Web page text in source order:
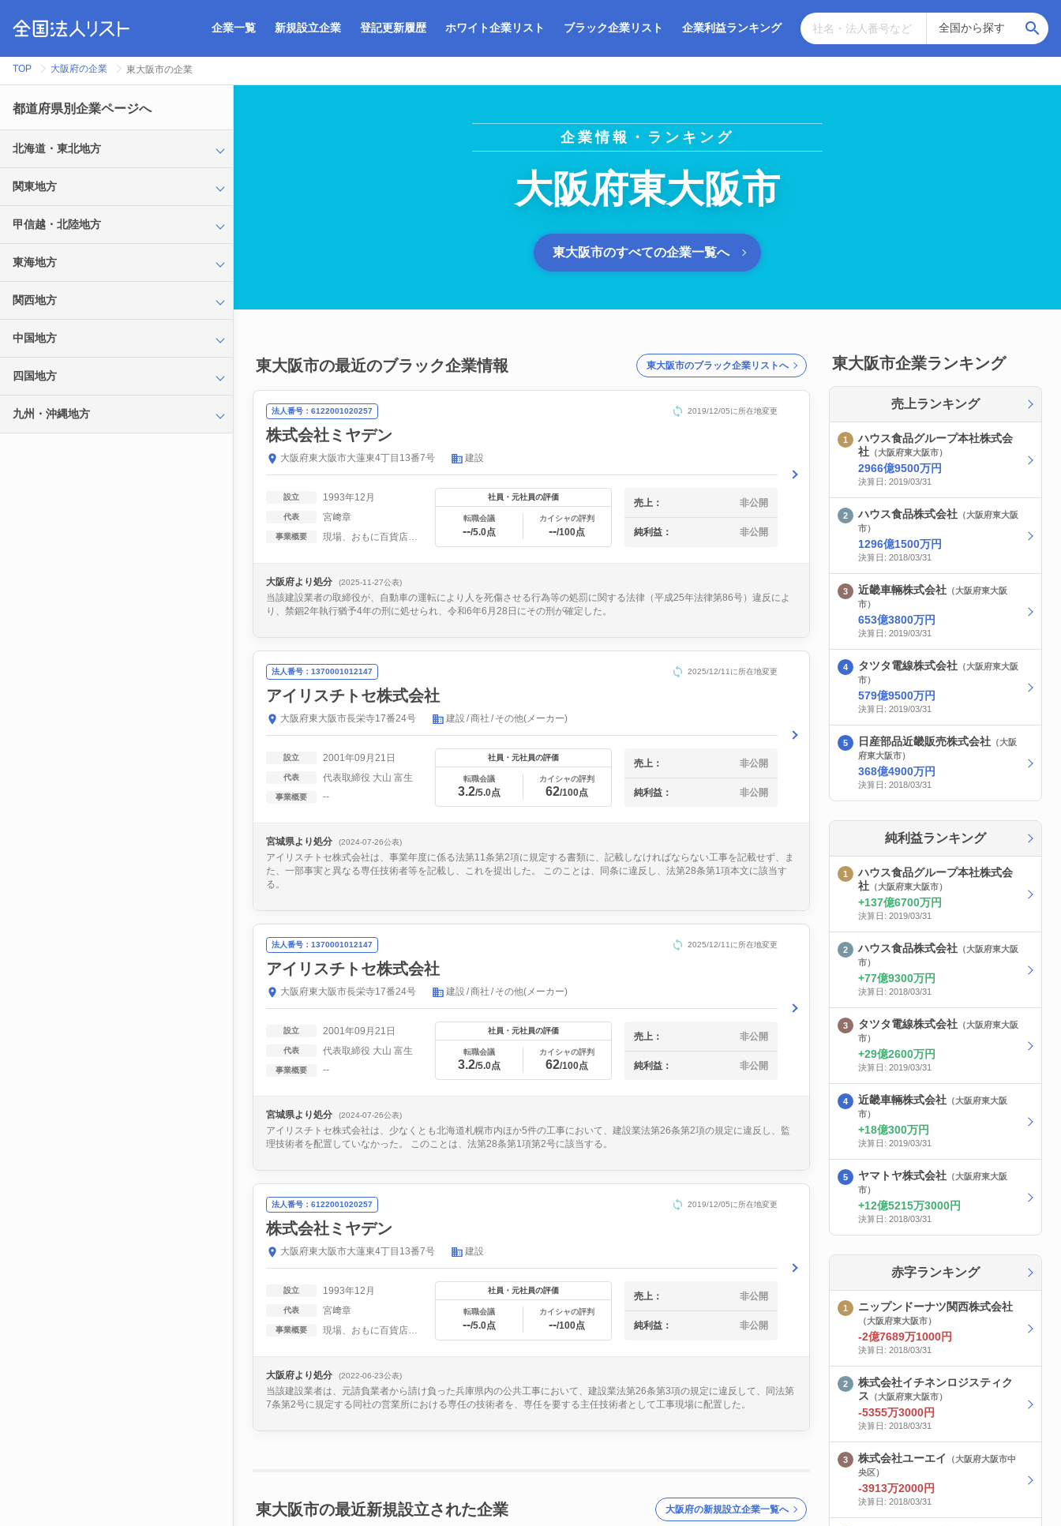
企業一覧 新規設立企業 登記更新履歴 ホワイト企業リスト ブラック企業リスト 企業利益ランキング
TOP 大阪府の企業 東大阪市の企業
都道府県別企業ページへ
北海道・東北地方
関東地方
甲信越・北陸地方
東海地方
関西地方
中国地方
四国地方
九州・沖縄地方
企業情報・ランキング
大阪府東大阪市
東大阪市のすべての企業一覧へ
東大阪市の最近のブラック企業情報 東大阪市のブラック企業リストへ
法人番号：6122001020257 2019/12/05に所在地変更
株式会社ミヤデン
大阪府東大阪市大蓮東4丁目13番7号 建設
設立 1993年12月
代表 宮﨑章
事業概要 現場、おもに百貨店内店舗の内装電気工事
社員・元社員の評価
転職会議
--/5.0点
カイシャの評判
--/100点
売上： 非公開
純利益： 非公開
大阪府より処分 (2025-11-27公表)
当該建設業者の取締役が、自動車の運転により人を死傷させる行為等の処罰に関する法律（平成25年法律第86号）違反によ
り、禁錮2年執行猶予4年の刑に処せられ、令和6年6月28日にその刑が確定した。
法人番号：1370001012147 2025/12/11に所在地変更
アイリスチトセ株式会社
大阪府東大阪市長栄寺17番24号 建設 商社 その他(メーカー)
設立 2001年09月21日
代表 代表取締役 大山 富生
事業概要 --
社員・元社員の評価
転職会議
3.2/5.0点
カイシャの評判
62/100点
売上： 非公開
純利益： 非公開
宮城県より処分 (2024-07-26公表)
アイリスチトセ株式会社は、事業年度に係る法第11条第2項に規定する書類に、記載しなければならない工事を記載せず、ま
た、一部事実と異なる専任技術者等を記載し、これを提出した。 このことは、同条に違反し、法第28条第1項本文に該当す
る。
法人番号：1370001012147 2025/12/11に所在地変更
アイリスチトセ株式会社
大阪府東大阪市長栄寺17番24号 建設 商社 その他(メーカー)
設立 2001年09月21日
代表 代表取締役 大山 富生
事業概要 --
社員・元社員の評価
転職会議
3.2/5.0点
カイシャの評判
62/100点
売上： 非公開
純利益： 非公開
宮城県より処分 (2024-07-26公表)
アイリスチトセ株式会社は、少なくとも北海道札幌市内ほか5件の工事において、建設業法第26条第2項の規定に違反し、監
理技術者を配置していなかった。 このことは、法第28条第1項第2号に該当する。
法人番号：6122001020257 2019/12/05に所在地変更
株式会社ミヤデン
大阪府東大阪市大蓮東4丁目13番7号 建設
設立 1993年12月
代表 宮﨑章
事業概要 現場、おもに百貨店内店舗の内装電気工事
社員・元社員の評価
転職会議
--/5.0点
カイシャの評判
--/100点
売上： 非公開
純利益： 非公開
大阪府より処分 (2022-06-23公表)
当該建設業者は、元請負業者から請け負った兵庫県内の公共工事において、建設業法第26条第3項の規定に違反して、同法第
7条第2号に規定する同社の営業所における専任の技術者を、専任を要する主任技術者として工事現場に配置した。
東大阪市の最近新規設立された企業 大阪府の新規設立企業一覧へ
東大阪市企業ランキング
売上ランキング
ハウス食品グループ本社株式会
社 （大阪府東大阪市）
2966億9500万円
決算日: 2019/03/31
ハウス食品株式会社 （大阪府東大阪
市）
1296億1500万円
決算日: 2018/03/31
近畿車輛株式会社 （大阪府東大阪
市）
653億3800万円
決算日: 2019/03/31
タツタ電線株式会社 （大阪府東大阪
市）
579億9500万円
決算日: 2019/03/31
日産部品近畿販売株式会社 （大阪
府東大阪市）
368億4900万円
決算日: 2018/03/31
純利益ランキング
ハウス食品グループ本社株式会
社 （大阪府東大阪市）
137億6700万円
決算日: 2019/03/31
ハウス食品株式会社 （大阪府東大阪
市）
77億9300万円
決算日: 2018/03/31
タツタ電線株式会社 （大阪府東大阪
市）
29億2600万円
決算日: 2019/03/31
近畿車輛株式会社 （大阪府東大阪
市）
18億300万円
決算日: 2019/03/31
ヤマトヤ株式会社 （大阪府東大阪
市）
12億5215万3000円
決算日: 2018/03/31
赤字ランキング
ニップンドーナツ関西株式会社
（大阪府東大阪市）
-2億7689万1000円
決算日: 2018/03/31
株式会社イチネンロジスティク
ス （大阪府東大阪市）
-5355万3000円
決算日: 2018/03/31
株式会社ユーエイ
（大阪府大阪市中
央区）
-3913万2000円
決算日: 2018/03/31